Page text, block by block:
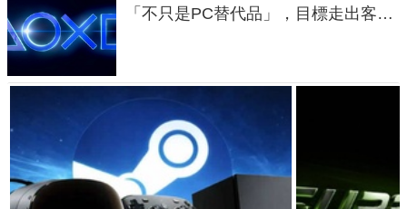
「不只是PC替代品」，目標走出客